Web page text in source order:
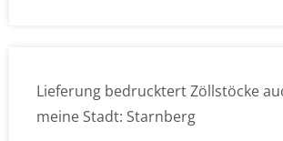
Lieferung bedrucktert Zöllstöcke
meine Stadt: Starnberg